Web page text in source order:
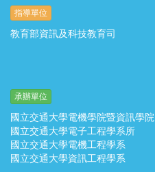
指導單位
教育部資訊及科技教育司
承辦單位
國立交通大學電機學院暨資訊學院
國立交通大學電子工程學系所
國立交通大學電機工程學系
國立交通大學資訊工程學系